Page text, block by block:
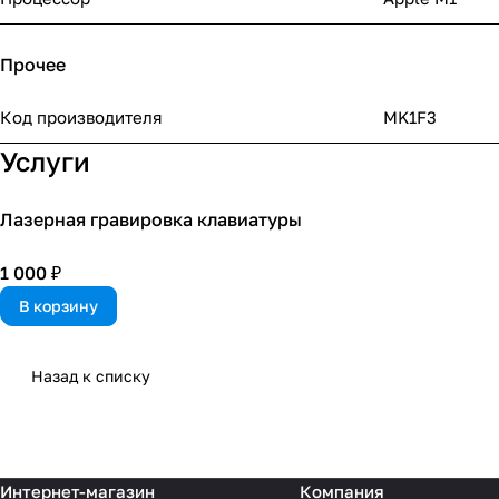
Прочее
Код производителя MK1F3
Услуги
Лазерная гравировка клавиатуры
1 000 ₽
В корзину
Назад к списку
Интернет-магазин Компания